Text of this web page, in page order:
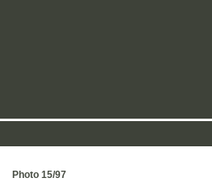
Photo 15/97